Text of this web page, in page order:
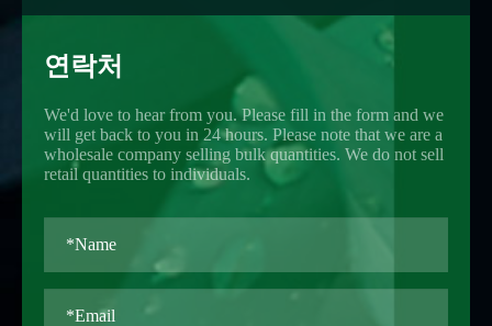
연락처
We'd love to hear from you. Please fill in the form and we
will get back to you in 24 hours. Please note that we are a
wholesale company selling bulk quantities. We do not sell
retail quantities to individuals.